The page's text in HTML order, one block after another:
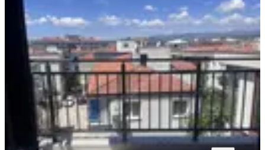
Menderes Coldwell Banker
Poyraz'dan Merkez De 1+1
İzmir, Menderes
1+1·55 m²·3. Kat·19.07.2026
3.850.000 ₺
Coldwell Banker Poyraz gayrimenkul Ege Ceylan